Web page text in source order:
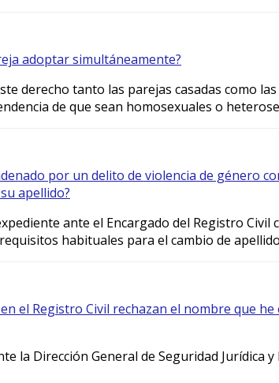
adoptar simultáneamente?
derecho tanto las parejas casadas como
de que sean homosexuales o
por un delito de violencia de género
apellido?
ante el Encargado del Registro Civil
habituales para el cambio de
el Registro Civil rechazan el nombre que
la Dirección General de Seguridad Jurídica y